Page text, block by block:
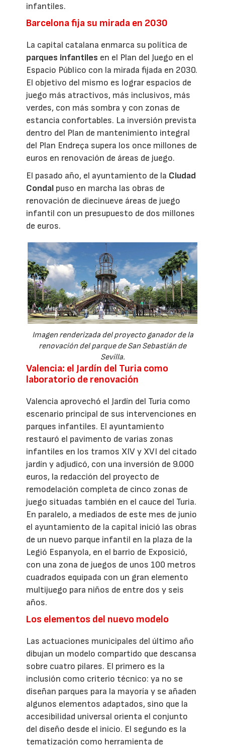
infantiles.
Barcelona fija su mirada en 2030
La capital catalana enmarca su política de
parques infantiles en el Plan del Juego en el
Espacio Público con la mirada fijada en 2030.
El objetivo del mismo es lograr espacios de
juego más atractivos, más inclusivos, más
verdes, con más sombra y con zonas de
estancia confortables. La inversión prevista
dentro del Plan de mantenimiento integral
del Plan Endreça supera los once millones de
euros en renovación de áreas de juego.
El pasado año, el ayuntamiento de la Ciudad
Condal puso en marcha las obras de
renovación de diecinueve áreas de juego
infantil con un presupuesto de dos millones
de euros.
Imagen renderizada del proyecto ganador de la
renovación del parque de San Sebastián de
Sevilla.
Valencia: el Jardín del Turia como
laboratorio de renovación
Valencia aprovechó el Jardín del Turia como
escenario principal de sus intervenciones en
parques infantiles. El ayuntamiento
restauró el pavimento de varias zonas
infantiles en los tramos XIV y XVI del citado
jardín y adjudicó, con una inversión de 9.000
euros, la redacción del proyecto de
remodelación completa de cinco zonas de
juego situadas también en el cauce del Turia.
En paralelo, a mediados de este mes de junio
el ayuntamiento de la capital inició las obras
de un nuevo parque infantil en la plaza de la
Legió Espanyola, en el barrio de Exposició,
con una zona de juegos de unos 100 metros
cuadrados equipada con un gran elemento
multijuego para niños de entre dos y seis
años.
Los elementos del nuevo modelo
Las actuaciones municipales del último año
dibujan un modelo compartido que descansa
sobre cuatro pilares. El primero es la
inclusión como criterio técnico: ya no se
diseñan parques para la mayoría y se añaden
algunos elementos adaptados, sino que la
accesibilidad universal orienta el conjunto
del diseño desde el inicio. El segundo es la
tematización como herramienta de